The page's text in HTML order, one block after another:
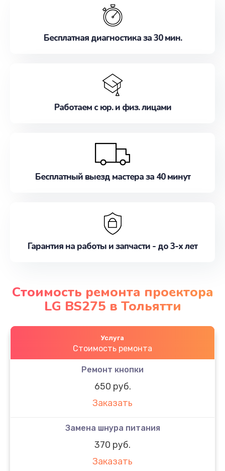
наилучшим образом. Не медлите записаться на
Бесплатная диагностика за 30 мин.
Работаем с юр. и физ. лицами
Бесплатный выезд мастера за 40 минут
Гарантия на работы и запчасти - до 3-х лет
Стоимость ремонта проектора
LG BS275 в Тольятти
Услуга
Стоимость ремонта
Ремонт кнопки
650 руб.
Заказать
Замена шнура питания
370 руб.
Заказать